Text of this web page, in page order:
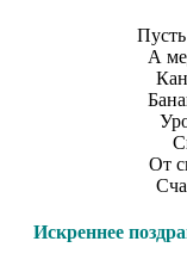
А
От
Искреннее